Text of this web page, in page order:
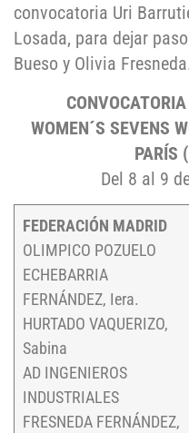
convocatoria Uri
Losada, para dejar
Bueso y Olivia
WOMEN´S SEVENS
PARÍS
Del 8 al 9
FEDERACIÓN MADRID
OLIMPICO POZUELO
ECHEBARRIA
FERNÁNDEZ, Iera.
HURTADO VAQUERIZO,
Sabina
AD INGENIEROS
INDUSTRIALES
FRESNEDA FERNÁNDEZ,